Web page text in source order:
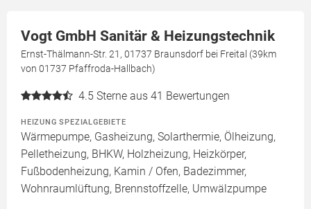
Vogt GmbH Sanitär & Heizungstechnik
Ernst-Thälmann-Str. 21, 01737 Braunsdorf bei Freital (39km
von 01737 Pfaffroda-Hallbach)
4.5 Sterne aus 41 Bewertungen
HEIZUNG SPEZIALGEBIETE
Wärmepumpe, Gasheizung, Solarthermie, Ölheizung,
Pelletheizung, BHKW, Holzheizung, Heizkörper,
Fußbodenheizung, Kamin / Ofen, Badezimmer,
Wohnraumlüftung, Brennstoffzelle, Umwälzpumpe